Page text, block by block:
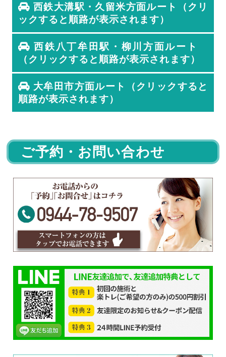
西鉄大溝駅・久留米方面ルート（クリ
ックすると順路が表示されます）
西鉄八丁牟田駅・柳川方面ルート
（クリックすると順路が表示されます）
大牟田市方面ルート（クリックすると
順路が表示されます）
ご予約・お問い合わせ